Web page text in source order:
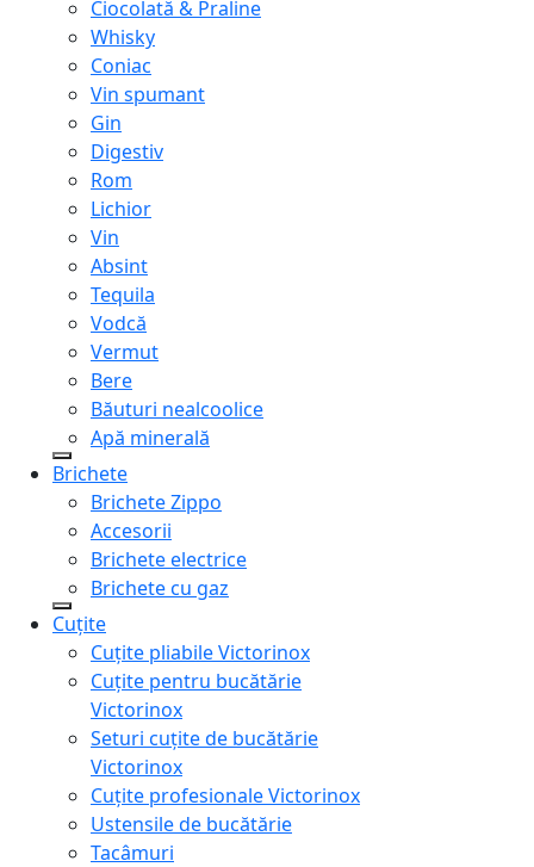
Ciocolată & Praline
Whisky
Coniac
Vin spumant
Gin
Digestiv
Rom
Lichior
Vin
Absint
Tequila
Vodcă
Vermut
Bere
Băuturi nealcoolice
Apă minerală
Brichete
Brichete Zippo
Accesorii
Brichete electrice
Brichete cu gaz
Cuțite
Cuțite pliabile Victorinox
Cuțite pentru bucătărie
Victorinox
Seturi cuțite de bucătărie
Victorinox
Cuțite profesionale Victorinox
Ustensile de bucătărie
Tacâmuri